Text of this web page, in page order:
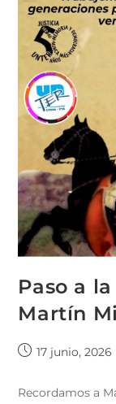
Paso a
Martín
17 junio, 2026
Recordamos a